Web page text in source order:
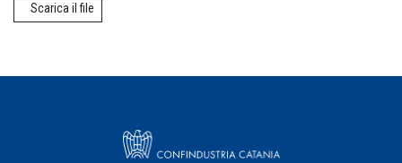
Scarica il file